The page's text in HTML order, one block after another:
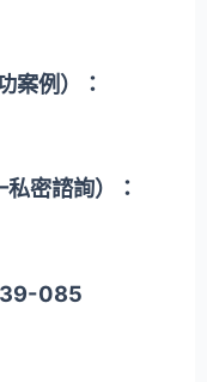
案例）：
密諮詢）：
085